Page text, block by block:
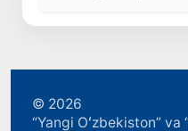
© 2026
“Yangi Oʻzbekiston” va